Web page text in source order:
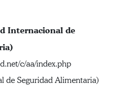
Internacional de
c/aa/index.php
de Seguridad Alimentaria)